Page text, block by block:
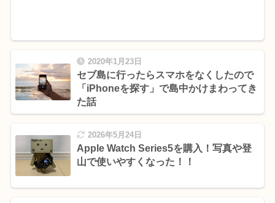
2020年1月23日
セブ島に行ったらスマホをなくしたので
「iPhoneを探す」で島中かけまわってき
た話
2026年5月24日
Apple Watch Series5を購入！写真や登
山で使いやすくなった！！